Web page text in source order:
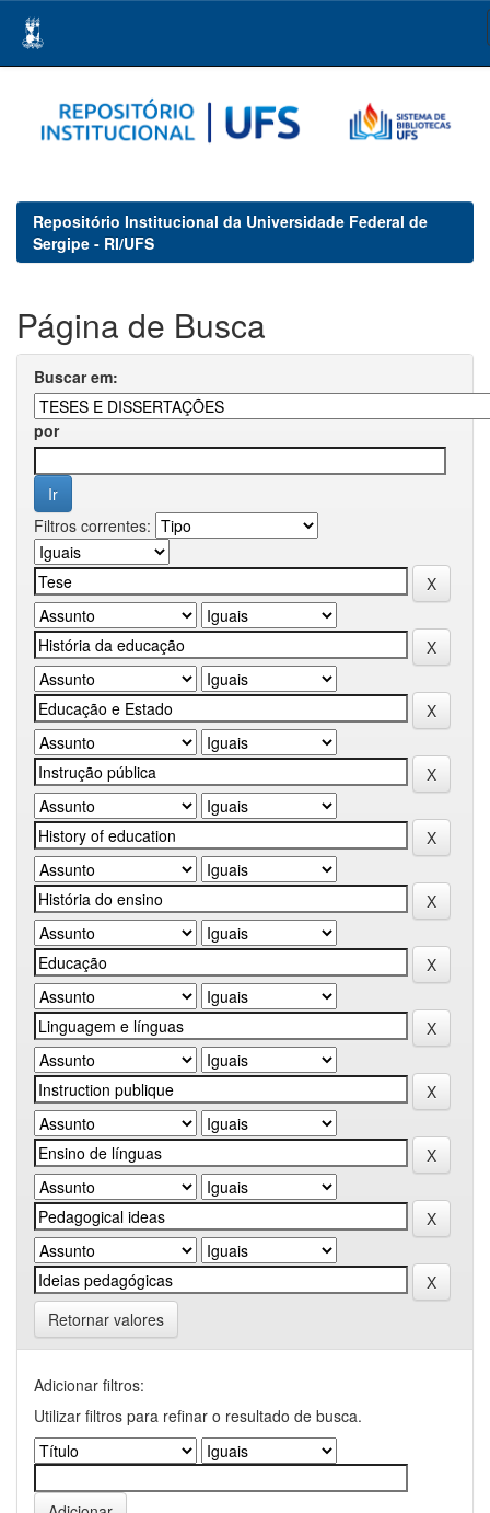
navigation
Repositório Institucional da Universidade Federal de
Sergipe - RI/UFS
Página de Busca
Buscar em:
por
Filtros correntes:
Retornar valores
Adicionar filtros:
Utilizar filtros para refinar o resultado de busca.